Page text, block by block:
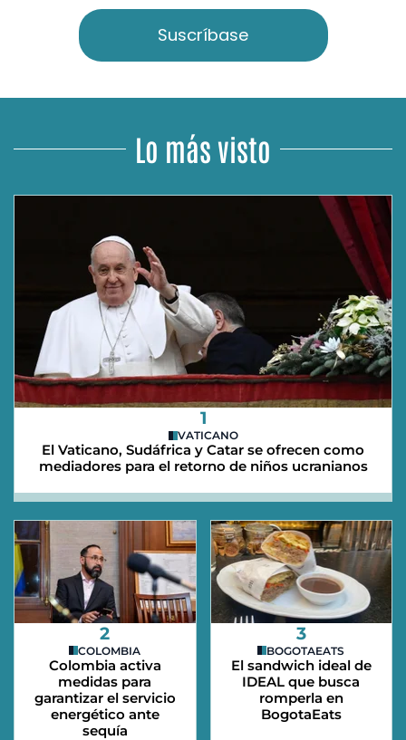
Suscríbase
Lo más visto
1
VATICANO
El Vaticano, Sudáfrica y Catar se ofrecen como
mediadores para el retorno de niños ucranianos
2
COLOMBIA
Colombia activa
medidas para
garantizar el servicio
energético ante
sequía
3
BOGOTAEATS
El sandwich ideal de
IDEAL que busca
romperla en
BogotaEats